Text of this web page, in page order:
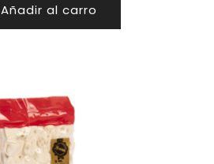
Añadir al carro